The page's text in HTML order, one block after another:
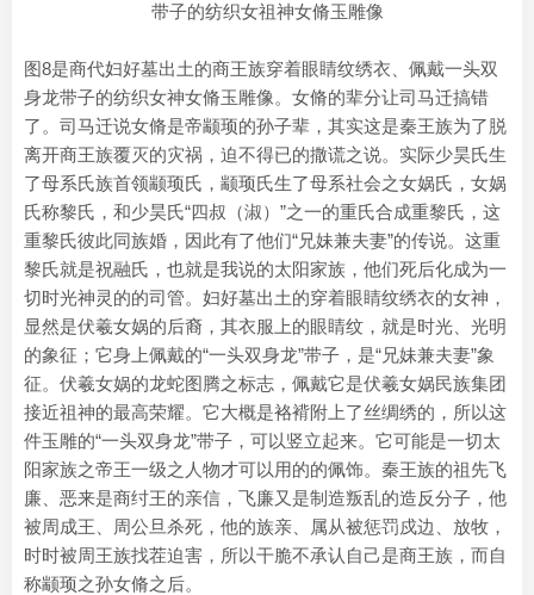
带子的纺织女祖神女脩玉雕像
图8是商代妇好墓出土的商王族穿着眼睛纹绣衣、佩戴一头双
身龙带子的纺织女神女脩玉雕像。女脩的辈分让司马迁搞错
了。司马迁说女脩是帝颛顼的孙子辈，其实这是秦王族为了脱
离开商王族覆灭的灾祸，迫不得已的撒谎之说。实际少昊氏生
了母系氏族首领颛顼氏，颛顼氏生了母系社会之女娲氏，女娲
氏称黎氏，和少昊氏“四叔（淑）”之一的重氏合成重黎氏，这
重黎氏彼此同族婚，因此有了他们“兄妹兼夫妻”的传说。这重
黎氏就是祝融氏，也就是我说的太阳家族，他们死后化成为一
切时光神灵的的司管。妇好墓出土的穿着眼睛纹绣衣的女神，
显然是伏羲女娲的后裔，其衣服上的眼睛纹，就是时光、光明
的象征；它身上佩戴的“一头双身龙”带子，是“兄妹兼夫妻”象
征。伏羲女娲的龙蛇图腾之标志，佩戴它是伏羲女娲民族集团
接近祖神的最高荣耀。它大概是袼褙附上了丝绸绣的，所以这
件玉雕的“一头双身龙”带子，可以竖立起来。它可能是一切太
阳家族之帝王一级之人物才可以用的的佩饰。秦王族的祖先飞
廉、恶来是商纣王的亲信，飞廉又是制造叛乱的造反分子，他
被周成王、周公旦杀死，他的族亲、属从被惩罚戍边、放牧，
时时被周王族找茬迫害，所以干脆不承认自己是商王族，而自
称颛顼之孙女脩之后。